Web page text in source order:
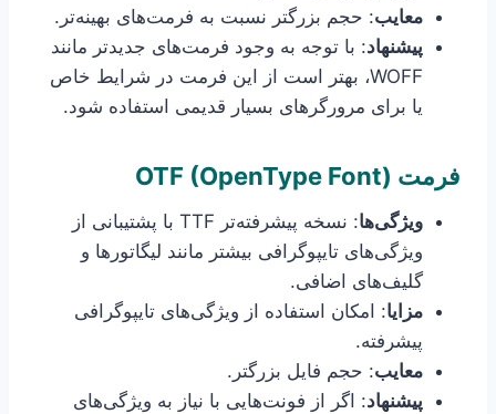
معایب: حجم بزرگتر نسبت به فرمت‌های بهینه‌تر.
پیشنهاد: با توجه به وجود فرمت‌های جدیدتر مانند
WOFF، بهتر است از این فرمت در شرایط خاص
یا برای مرورگرهای بسیار قدیمی استفاده شود.
فرمت OTF (OpenType Font)
ویژگی‌ها
: نسخه پیشرفته‌تر TTF با پشتیبانی از
ویژگی‌های تایپوگرافی بیشتر مانند لیگاتورها و
گلیف‌های اضافی.
مزایا: امکان استفاده از ویژگی‌های تایپوگرافی
پیشرفته.
معایب: حجم فایل بزرگتر.
پیشنهاد: اگر از فونت‌هایی با نیاز به ویژگی‌های